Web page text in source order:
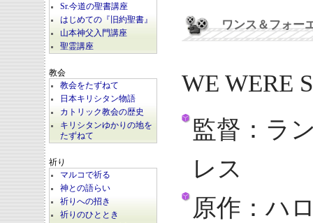
Sr.今道の聖書講座
はじめての『旧約聖書』
山本神父入門講座
聖霊講座
教会
教会をたずねて
日本キリシタン物語
カトリック教会の歴史
キリシタンゆかりの地を
たずねて
祈り
マルコで祈る
神との語らい
祈りへの招き
祈りのひととき
ワンス＆フォー
WE WERE
監督：ラ
レス
原作：ハ